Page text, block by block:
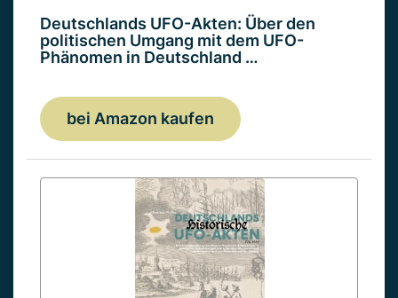
Deutschlands UFO-Akten: Über den
politischen Umgang mit dem UFO-
Phänomen in Deutschland …
bei Amazon kaufen